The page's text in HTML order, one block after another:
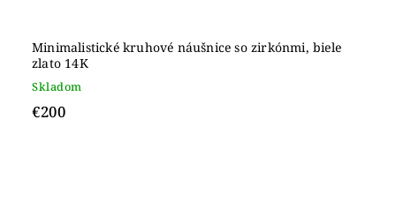
Minimalistické kruhové náušnice so zirkónmi, biele
zlato 14K
Skladom
€200